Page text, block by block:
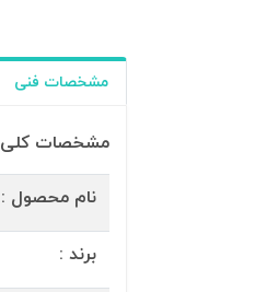
مشخصات فنی
مشخصات کلی
نام محصول :
برند :